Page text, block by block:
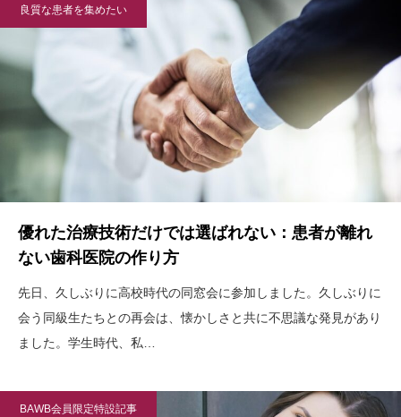
良質な患者を集めたい
優れた治療技術だけでは選ばれない：患者が離れ
ない歯科医院の作り方
先日、久しぶりに高校時代の同窓会に参加しました。久しぶりに
会う同級生たちとの再会は、懐かしさと共に不思議な発見があり
ました。学生時代、私…
BAWB会員限定特設記事